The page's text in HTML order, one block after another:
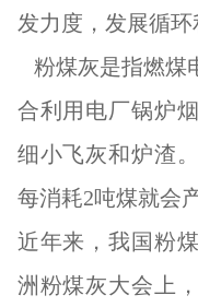
发力度，发展循环
粉煤灰是指燃煤
合利用电厂锅炉
细小飞灰和炉渣
每消耗2吨煤就会
近年来，我国粉
洲粉煤灰大会上